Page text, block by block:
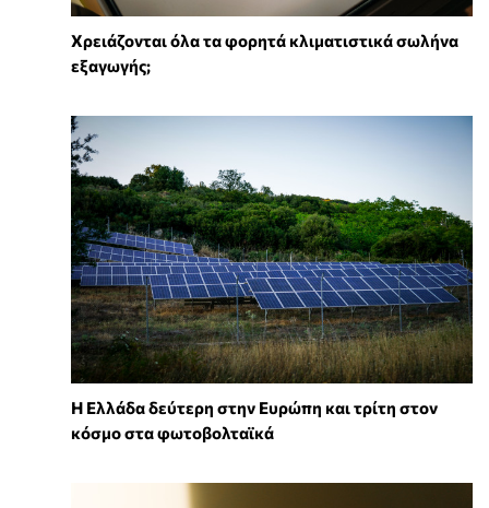
Χρειάζονται όλα τα φορητά κλιματιστικά σωλήνα
εξαγωγής;
Η Ελλάδα δεύτερη στην Ευρώπη και τρίτη στον
κόσμο στα φωτοβολταϊκά